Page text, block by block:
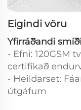
Eigindi vöru
Yfirráðandi
- Efni: 120GSM
certifíkað
- Heildarset:
útgáfum